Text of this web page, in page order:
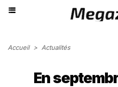
Accueil > Actualités
En